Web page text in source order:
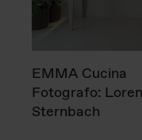
EMMA Cucina
Fotografo:
Sternbach